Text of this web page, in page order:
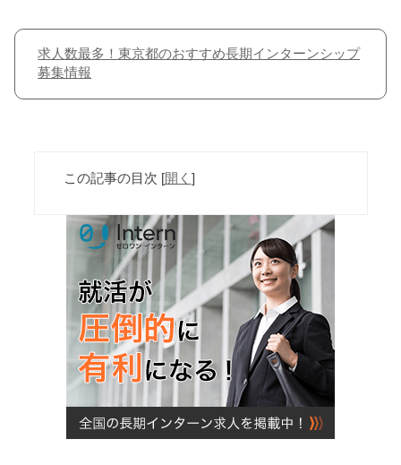
求人数最多！東京都のおすすめ長期インターンシップ
募集情報
この記事の目次 [開く ]